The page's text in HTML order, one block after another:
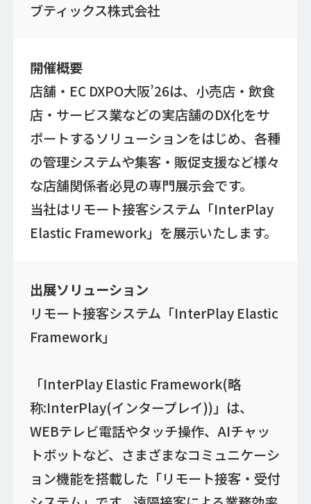
ブティックス株式会社
開催概要
店舗・EC DXPO大阪’26は、小売店・飲食
店・サービス業などの実店舗のDX化をサ
ポートするソリューションをはじめ、各種
の管理システムや集客・販促支援など様々
な店舗関係者必見の専門展示会です。
当社はリモート接客システム「InterPlay
Elastic Framework」を展示いたします。
出展ソリューション
リモート接客システム「InterPlay Elastic
Framework」
「InterPlay Elastic Framework(略
称:InterPlay(インタープレイ))」は、
WEBテレビ電話やタッチ操作、AIチャッ
トボットなど、さまざまなコミュニケーシ
ョン機能を搭載した「リモート接客・受付